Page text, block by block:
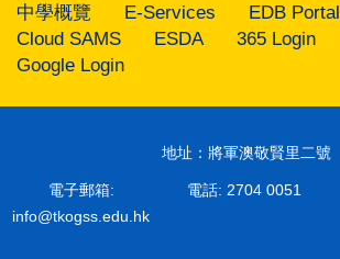
中學概覽 E-Services
EDB Portal
Cloud SAMS
ESDA
365 Login
Google Login
地址：將軍澳敬賢里二號
電子郵箱:
info@tkogss.edu.hk
電話: 2704 0051